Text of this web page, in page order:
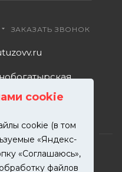
cookie
cookie (в том
«Яндекс-
«Соглашаюсь»,
файлов
ЗАКАЗАТЬ ЗВОНОК